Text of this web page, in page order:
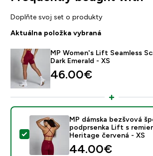
Doplňte svoj set o produkty
Aktuálna položka vybraná
MP Women's Lift Seamless
Dark Emerald - XS
46.00€‎
Vybrať tento produkt - MP
MP dámska bezšvová
podprsenka Lift s
Heritage červená - XS
44.00€‎